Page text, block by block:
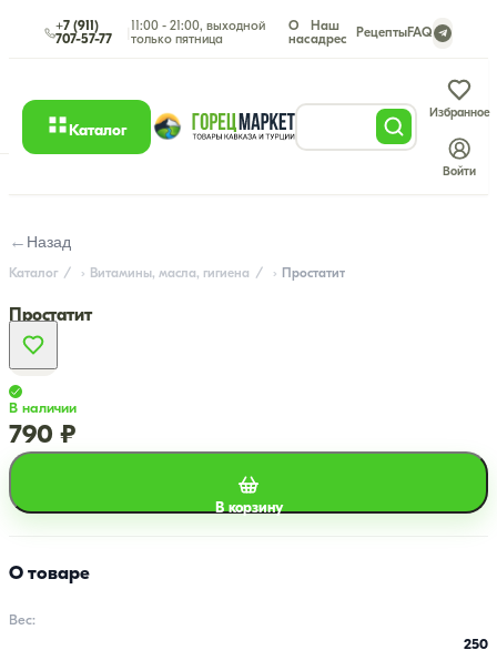
+7 (911)
707-57-77
11:00 - 21:00, выходной
только пятница
О
нас
Наш
адрес
РецептыFAQ
Каталог
Избранное
Войти
← Назад
Каталог Витамины, масла, гигиена Простатит
Простатит
В наличии
790 ₽
В корзину
О товаре
Вес:
250